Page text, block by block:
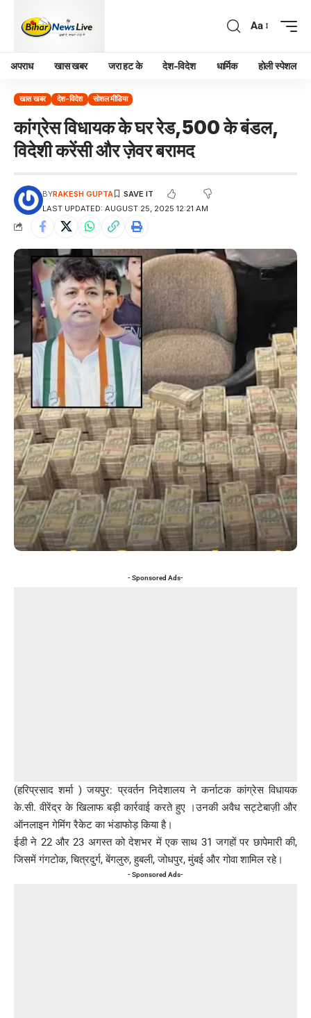
Aa
अपराध खास खबर जरा हट के देश-विदेश धार्मिक होली स्पेशल
खास खबर देश-विदेश सोशल मीडिया
कांग्रेस विधायक के घर रेड,500 के बंडल,
विदेशी करेंसी और ज़ेवर बरामद
LAST UPDATED: AUGUST 25, 2025 12:21 AM
BYRAKESH GUPTA
- Sponsored Ads-
(हरिप्रसाद शर्मा ) जयपुर: प्रवर्तन निदेशालय ने कर्नाटक कांग्रेस विधायक
के.सी. वीरेंद्र के खिलाफ बड़ी कार्रवाई करते हुए ।उनकी अवैध सट्टेबाज़ी और
ऑनलाइन गेमिंग रैकेट का भंडाफोड़ किया है।
ईडी ने 22 और 23 अगस्त को देशभर में एक साथ 31 जगहों पर छापेमारी की,
जिसमें गंगटोक, चित्रदुर्ग, बेंगलुरु, हुबली, जोधपुर, मुंबई और गोवा शामिल रहे।
- Sponsored Ads-